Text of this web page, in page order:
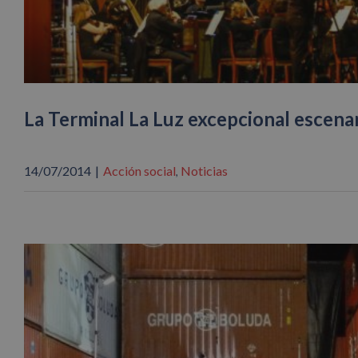
La Terminal La Luz excepcional
14/07/2014 | Acción social, Noticias